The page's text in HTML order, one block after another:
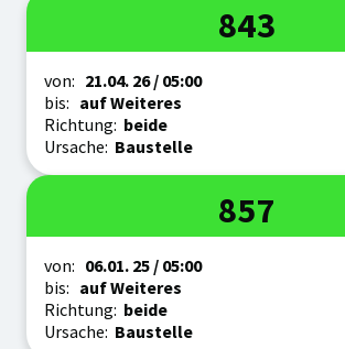
Linie
843
Zeitraum
von: 21.04. 26/ 05:00
bis: auf Weiteres
Richtung: beide
Ursache: Baustelle
Linie
857
Zeitraum
von: 06.01. 25/ 05:00
bis: auf Weiteres
Richtung: beide
Ursache: Baustelle